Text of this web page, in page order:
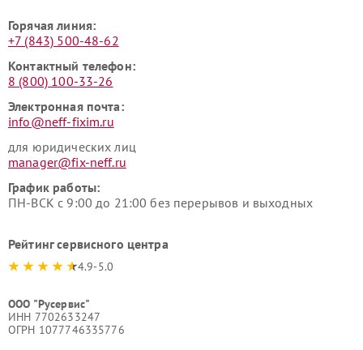
Горячая линия:
+7 (843) 500-48-62
Контактный телефон:
8 (800) 100-33-26
Электронная почта:
info@neff-fixim.ru
для юридических лиц
manager@fix-neff.ru
График работы:
ПН-ВСК с 9:00 до 21:00 без перерывов и выходных
Рейтинг сервисного центра
4.9-5.0
ООО "Русервис"
ИНН 7702633247
ОГРН 1077746335776